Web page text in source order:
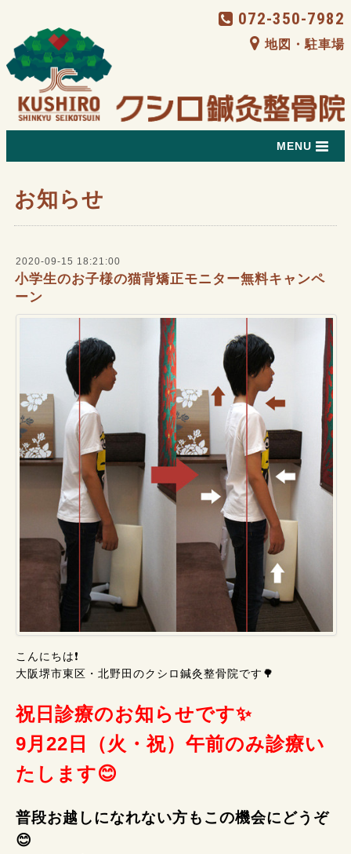
072-350-7982
地図・駐車場
MENU
お知らせ
2020-09-15 18:21:00
小学生のお子様の猫背矯正モニター無料キャンペ
ーン
こんにちは❗
大阪堺市東区・北野田のクシロ鍼灸整骨院です🌳
祝日診療のお知らせです✨
9月22日（火・祝）午前のみ診療い
たします😊
普段お越しになれない方もこの機会にどうぞ
😊